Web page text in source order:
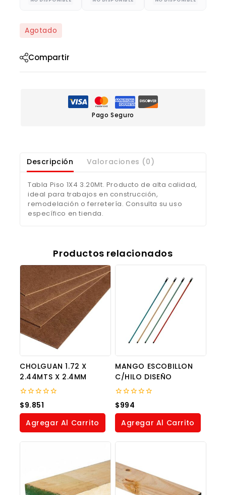
Agotado
Compartir
Pago Seguro
Descripción Valoraciones (0)
Tabla Piso 1X4 3.20Mt. Producto de alta calidad,
ideal para trabajos en construcción,
remodelación o ferretería. Consulta su uso
específico en tienda.
Productos relacionados
CHOLGUAN 1.72 X
2.44MTS X 2.4MM
0
out
of
$9.851
Agregar Al Carrito
MANGO ESCOBILLON
C/HILO DISEÑO
0
out
of
$994
Agregar Al Carrito